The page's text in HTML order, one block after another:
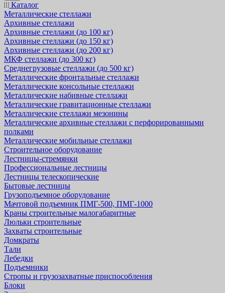
Каталог
Металлические стеллажи
Архивные стеллажи
Архивные стеллажи (до 100 кг)
Архивные стеллажи (до 150 кг)
Архивные стеллажи (до 200 кг)
МКФ стеллажи (до 300 кг)
Среднегрузовые стеллажи (до 500 кг)
Металлические фронтальные стеллажи
Металлические консольные стеллажи
Металлические набивные стеллажи
Металлические гравитационные стеллажи
Металлические стеллажи мезонины
Металлические архивные стеллажи с перфорированными
полками
Металлические мобильные стеллажи
Строительное оборудование
Лестницы-стремянки
Профессиональные лестницы
Лестницы телескопические
Бытовые лестницы
Грузоподъемное оборудование
Мачтовой подъемник ПМГ-500, ПМГ-1000
Краны строительные малогабаритные
Люльки строительные
Захваты строительные
Домкраты
Тали
Лебедки
Подъемники
Стропы и грузозахватные приспособления
Блоки